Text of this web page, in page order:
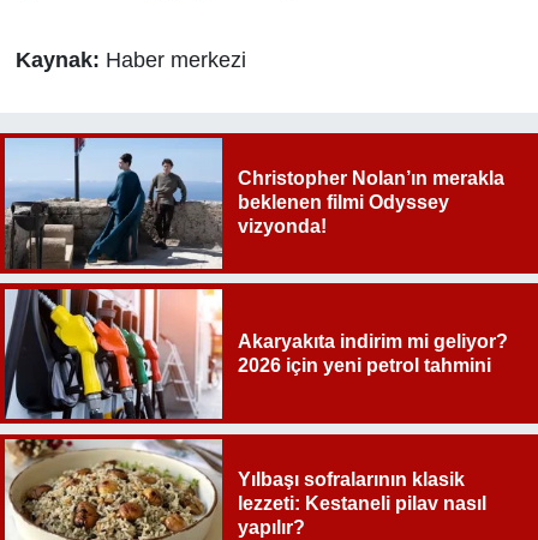
Kaynak: Haber merkezi
Christopher Nolan’ın merakla
beklenen filmi Odyssey
vizyonda!
Akaryakıta indirim mi geliyor?
2026 için yeni petrol tahmini
Yılbaşı sofralarının klasik
lezzeti: Kestaneli pilav nasıl
yapılır?